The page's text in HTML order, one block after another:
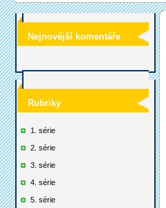
Nejnovější komentáře
Rubriky
1. série
2. série
3. série
4. série
5. série